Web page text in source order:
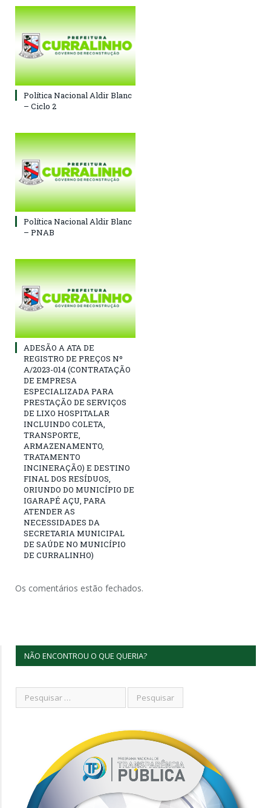
Política Nacional Aldir Blanc
– Ciclo 2
Política Nacional Aldir Blanc
– PNAB
ADESÃO A ATA DE
REGISTRO DE PREÇOS Nº
A/2023-014 (CONTRATAÇÃO
DE EMPRESA
ESPECIALIZADA PARA
PRESTAÇÃO DE SERVIÇOS
DE LIXO HOSPITALAR
INCLUINDO COLETA,
TRANSPORTE,
ARMAZENAMENTO,
TRATAMENTO
INCINERAÇÃO) E DESTINO
FINAL DOS RESÍDUOS,
ORIUNDO DO MUNICÍPIO DE
IGARAPÉ AÇU, PARA
ATENDER AS
NECESSIDADES DA
SECRETARIA MUNICIPAL
DE SAÚDE NO MUNICÍPIO
DE CURRALINHO)
Os comentários estão fechados.
NÃO ENCONTROU O QUE QUERIA?